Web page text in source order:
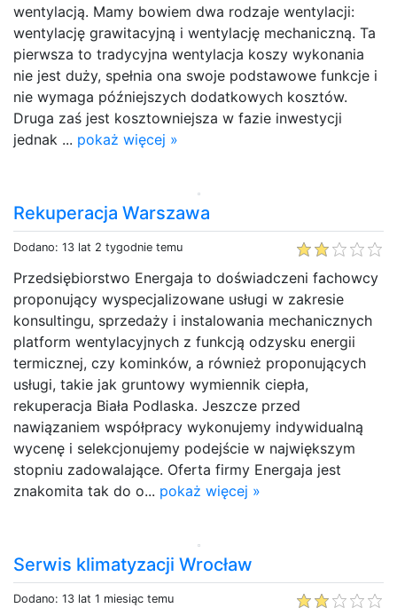
wentylacją. Mamy bowiem dwa rodzaje wentylacji:
wentylację grawitacyjną i wentylację mechaniczną. Ta
pierwsza to tradycyjna wentylacja koszy wykonania
nie jest duży, spełnia ona swoje podstawowe funkcje i
nie wymaga późniejszych dodatkowych kosztów.
Druga zaś jest kosztowniejsza w fazie inwestycji
jednak ... pokaż więcej »
Rekuperacja Warszawa
Dodano: 13 lat 2 tygodnie temu
Przedsiębiorstwo Energaja to doświadczeni fachowcy
proponujący wyspecjalizowane usługi w zakresie
konsultingu, sprzedaży i instalowania mechanicznych
platform wentylacyjnych z funkcją odzysku energii
termicznej, czy kominków, a również proponujących
usługi, takie jak gruntowy wymiennik ciepła,
rekuperacja Biała Podlaska. Jeszcze przed
nawiązaniem współpracy wykonujemy indywidualną
wycenę i selekcjonujemy podejście w największym
stopniu zadowalające. Oferta firmy Energaja jest
znakomita tak do o... pokaż więcej »
Serwis klimatyzacji Wrocław
Dodano: 13 lat 1 miesiąc temu